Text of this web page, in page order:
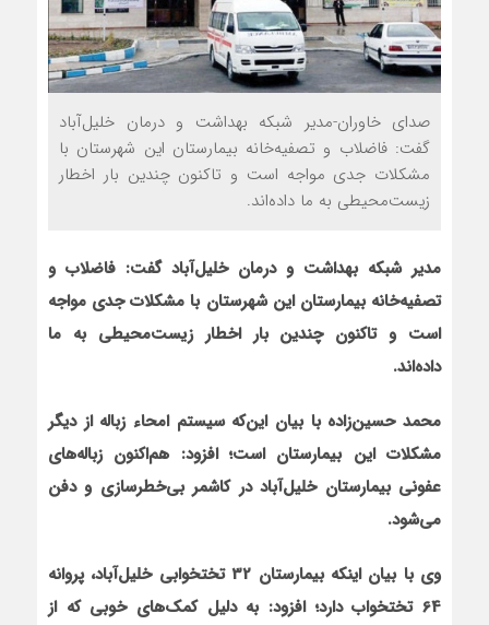
صدای خاوران-مدیر شبکه بهداشت و درمان خلیل‌آباد
گفت: فاضلاب و تصفیه‌خانه بیمارستان این شهرستان با
مشکلات جدی مواجه است و تاکنون چندین بار اخطار
زیست‌محیطی به ما داده‌اند.
مدیر شبکه بهداشت و درمان خلیل‌آبادگفت: فاضلاب و
تصفیه‌خانه بیمارستان این شهرستان با مشکلات جدی مواجه
است و تاکنون چندین بار اخطار زیست‌محیطی به ما
داده‌اند.
محمد حسین‌زاده با بیان این‌کهسیستم امحاء زباله از دیگر
مشکلات این بیمارستان است؛ افزود: هم‌اکنون زباله‌های
عفونی بیمارستان خلیل‌آباد در کاشمر بی‌خطرسازی و دفن
می‌شود.
وی با بیان این‏که بیمارستان 32 تختخوابی خلیل‌آباد، پروانه
64 تختخواب دارد؛ افزود: به دلیل کمک‌های خوبی که از